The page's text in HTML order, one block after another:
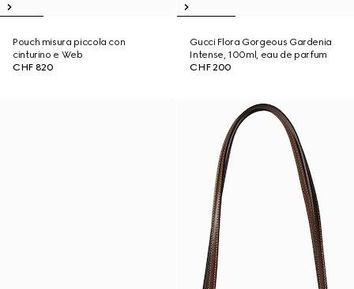
Pouch misura piccola con
cinturino e Web
CHF 820
Gucci Flora Gorgeous Gardenia
Intense, 100ml, eau de parfum
CHF 200